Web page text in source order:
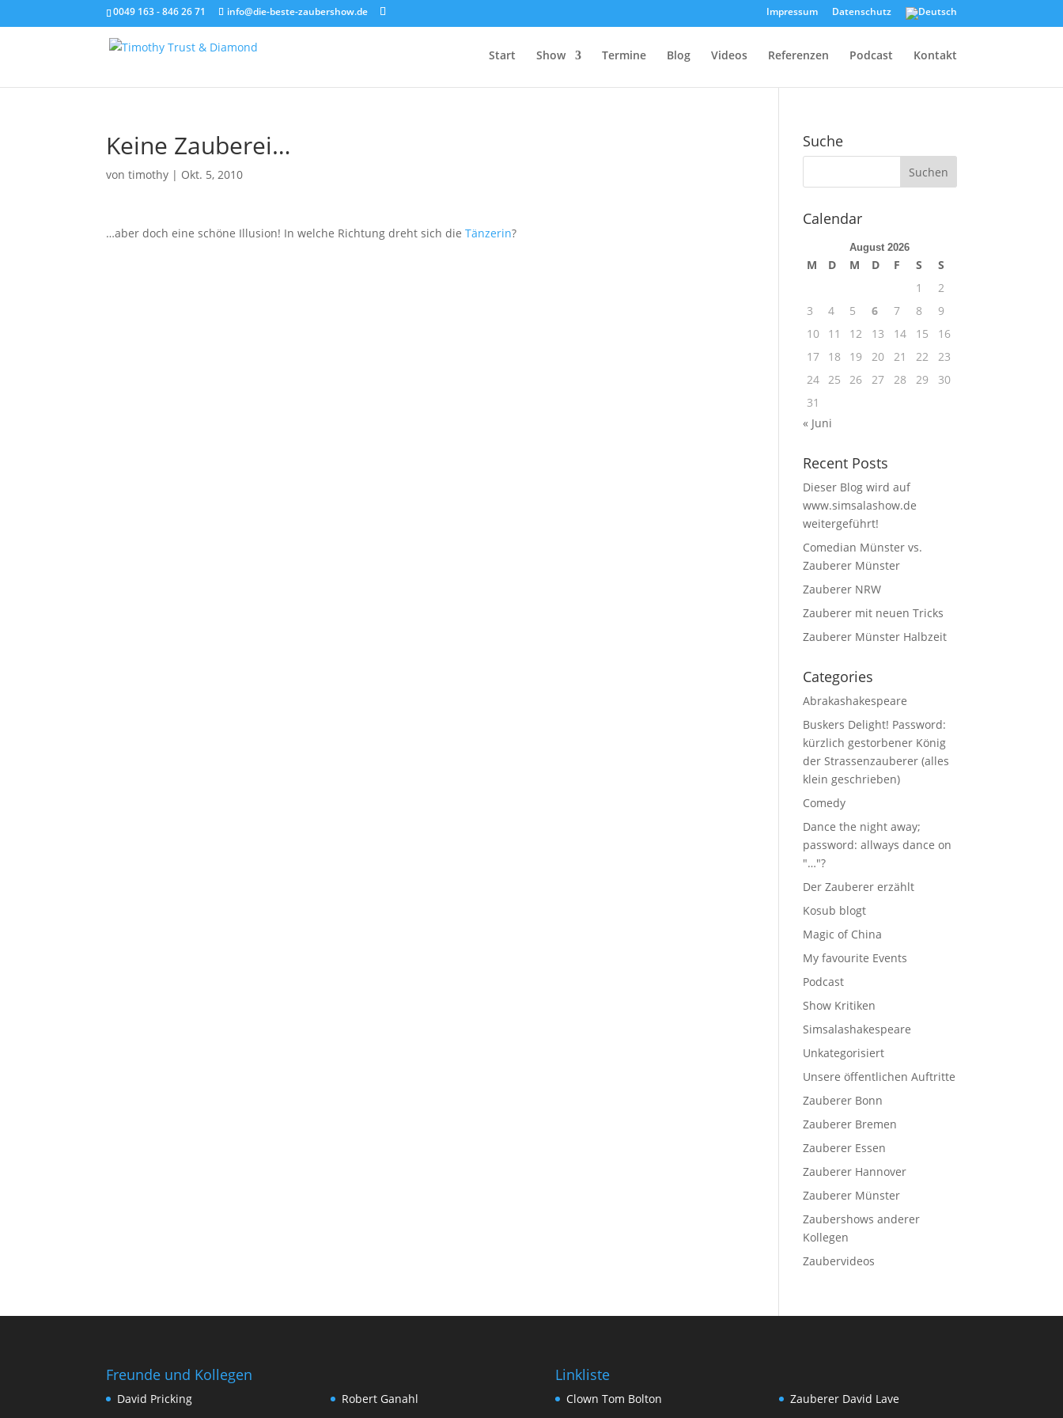
0049 163 - 846 26 71 info@die-beste-zaubershow.de Impressum Datenschutz
Start Show Termine Blog Videos Referenzen Podcast Kontakt
Keine Zauberei…
vontimothy | Okt. 5, 2010
…aber doch eine schöne Illusion! In welche Richtung dreht sich dieTänzerin?
Suche
Calendar
August 2026
M D M D F S
S
1
2
3
4 5 6 7 8
9
10
11 12 13 14 15
16
17
18 19 20 21 22
23
24 25 26 27 28 29
30
31
« Juni
Recent Posts
Dieser Blog wird auf
www.simsalashow.de
weitergeführt!
Comedian Münster vs.
Zauberer Münster
Zauberer NRW
Zauberer mit neuen Tricks
Zauberer Münster Halbzeit
Categories
Abrakashakespeare
Buskers Delight! Password:
kürzlich gestorbener König
der Strassenzauberer (alles
klein geschrieben)
Comedy
Dance the night away;
password: allways dance on
"…"?
Der Zauberer erzählt
Kosub blogt
Magic of China
My favourite Events
Podcast
Show Kritiken
Simsalashakespeare
Unkategorisiert
Unsere öffentlichen Auftritte
Zauberer Bonn
Zauberer Bremen
Zauberer Essen
Zauberer Hannover
Zauberer Münster
Zaubershows anderer
Kollegen
Zaubervideos
Freunde und Kollegen
David Pricking
Robert Ganahl
Linkliste
Clown Tom Bolton
Zauberer David Lave